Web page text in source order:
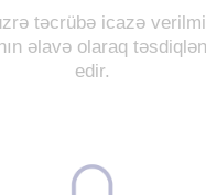
təcrübə icazə
əlavə olaraq
edir.